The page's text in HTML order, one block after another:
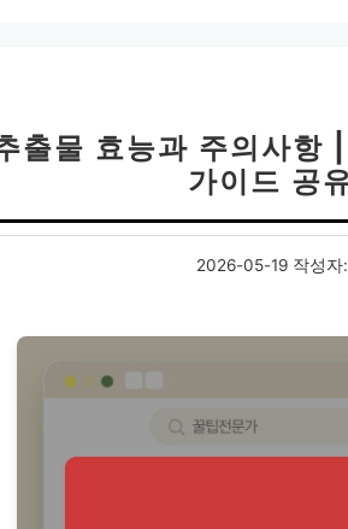
출물 효능과 주의사항
가이드 공
2026-05-19 작성자: